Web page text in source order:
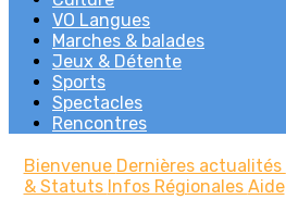
VO Langues
Marches & balades
Jeux & Détente
Sports
Spectacles
Rencontres
Bienvenue Dernières actualités
& Statuts Infos Régionales Aide